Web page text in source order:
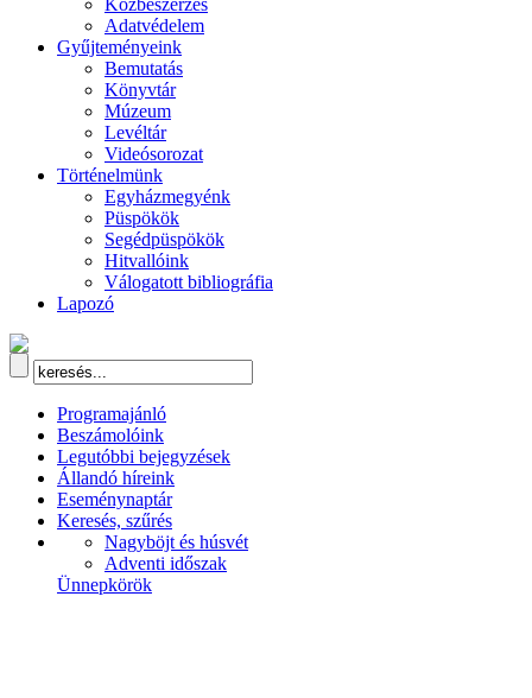
Közbeszerzés
Adatvédelem
Gyűjteményeink
Bemutatás
Könyvtár
Múzeum
Levéltár
Videósorozat
Történelmünk
Egyházmegyénk
Püspökök
Segédpüspökök
Hitvallóink
Válogatott bibliográfia
Lapozó
Programajánló
Beszámolóink
Legutóbbi bejegyzések
Állandó híreink
Eseménynaptár
Keresés, szűrés
Nagyböjt és húsvét
Adventi időszak
Ünnepkörök